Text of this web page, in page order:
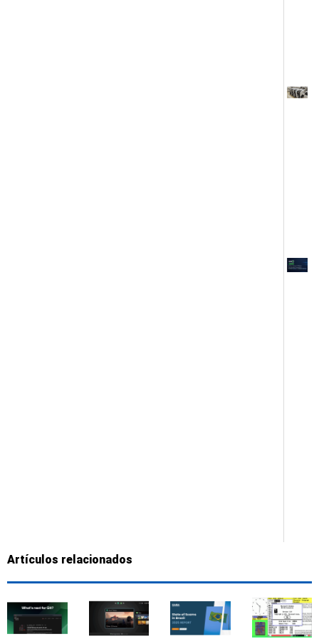
Artículos relacionados